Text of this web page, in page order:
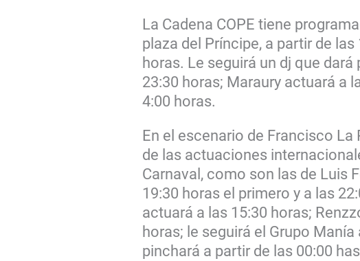
La Cadena COPE tiene
plaza del Príncipe, a partir de
horas. Le seguirá un dj que
23:30 horas; Maraury actuará a
4:00 horas.
En el escenario de Francisco
de las actuaciones
Carnaval, como son las de Luis
19:30 horas el primero y a las
actuará a las 15:30 horas;
horas; le seguirá el Grupo
pinchará a partir de las 00:00